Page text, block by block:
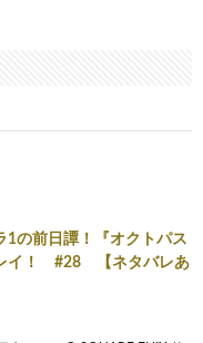
1の前日譚！『オクトパス
レイ！ #28 【ネタバレあ